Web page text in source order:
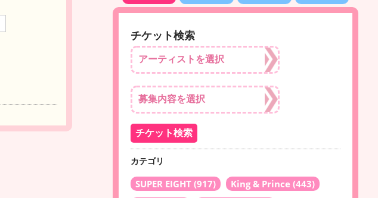
チケット検索
カテゴリ
SUPER EIGHT (917) King & Prince (443)